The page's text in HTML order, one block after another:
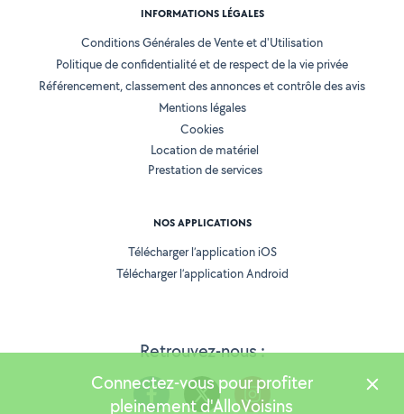
Retrouvez-nous :
INFORMATIONS LÉGALES
Conditions Générales de Vente et d'Utilisation
Politique de confidentialité et de respect de la vie privée
Référencement, classement des annonces et contrôle des avis
Mentions légales
Cookies
Location de matériel
Prestation de services
NOS APPLICATIONS
Télécharger l’application iOS
Télécharger l’application Android
Connectez-vous pour profiter
pleinement d'AlloVoisins